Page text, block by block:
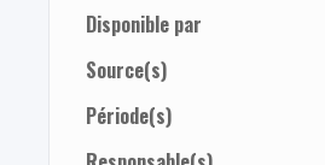
Disponible par
Source(s)
Période(s)